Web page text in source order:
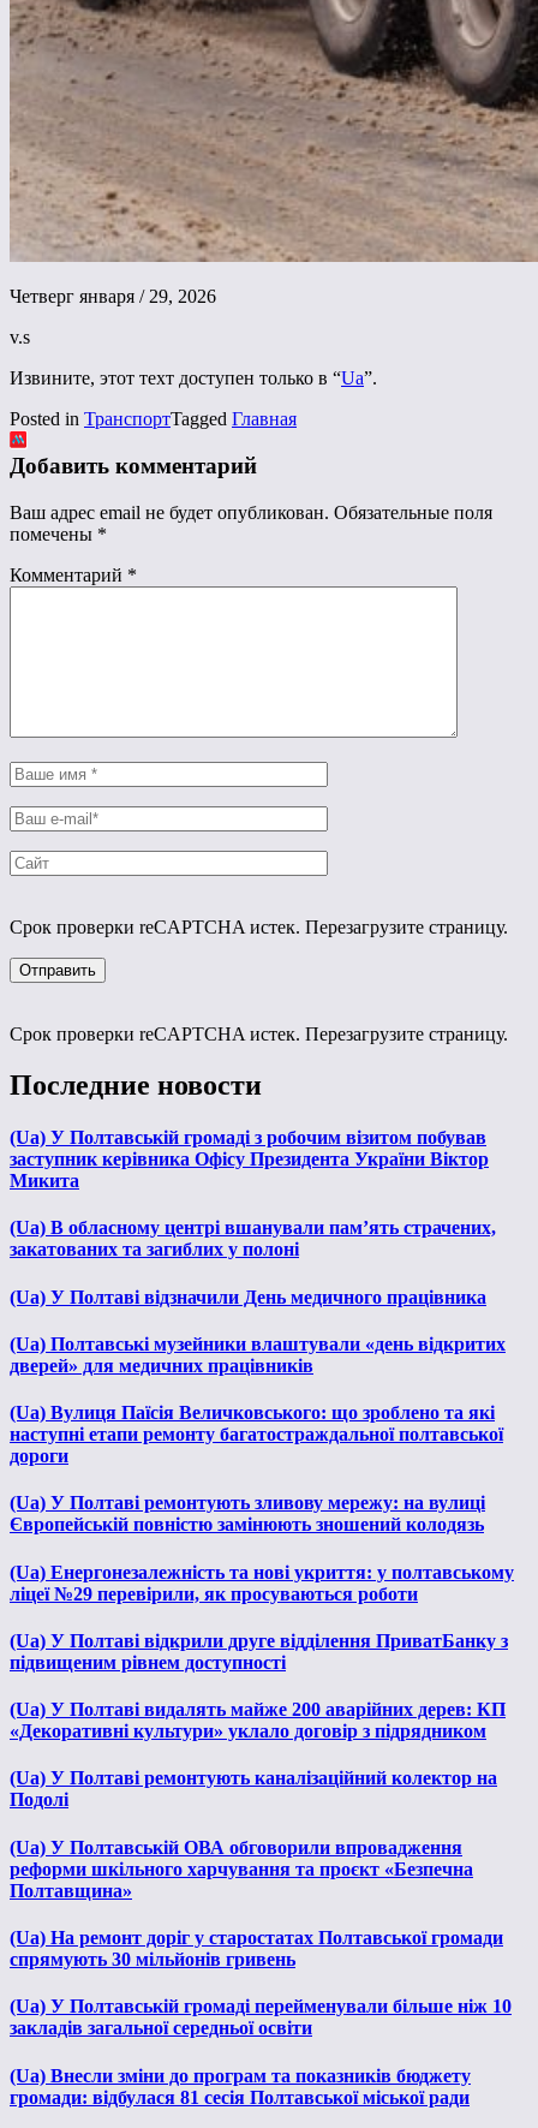
Четверг января / 29, 2026
v.s
Извините, этот техт доступен только в “Ua”.
Posted in ТранспортTagged Главная
Добавить комментарий
Ваш адрес email не будет опубликован. Обязательные поля
помечены *
Комментарий *
Срок проверки reCAPTCHA истек. Перезагрузите страницу.
Срок проверки reCAPTCHA истек. Перезагрузите страницу.
Последние новости
(Ua) У Полтавській громаді з робочим візитом побував
заступник керівника Офісу Президента України Віктор
Микита
(Ua) В обласному центрі вшанували пам’ять страчених,
закатованих та загиблих у полоні
(Ua) У Полтаві відзначили День медичного працівника
(Ua) Полтавські музейники влаштували «день відкритих
дверей» для медичних працівників
(Ua) Вулиця Паїсія Величковського: що зроблено та які
наступні етапи ремонту багатостраждальної полтавської
дороги
(Ua) У Полтаві ремонтують зливову мережу: на вулиці
Європейській повністю замінюють зношений колодязь
(Ua) Енергонезалежність та нові укриття: у полтавському
ліцеї №29 перевірили, як просуваються роботи
(Ua) У Полтаві відкрили друге відділення ПриватБанку з
підвищеним рівнем доступності
(Ua) У Полтаві видалять майже 200 аварійних дерев: КП
«Декоративні культури» уклало договір з підрядником
(Ua) У Полтаві ремонтують каналізаційний колектор на
Подолі
(Ua) У Полтавській ОВА обговорили впровадження
реформи шкільного харчування та проєкт «Безпечна
Полтавщина»
(Ua) На ремонт доріг у старостатах Полтавської громади
спрямують 30 мільйонів гривень
(Ua) У Полтавській громаді перейменували більше ніж 10
закладів загальної середньої освіти
(Ua) Внесли зміни до програм та показників бюджету
громади: відбулася 81 сесія Полтавської міської ради